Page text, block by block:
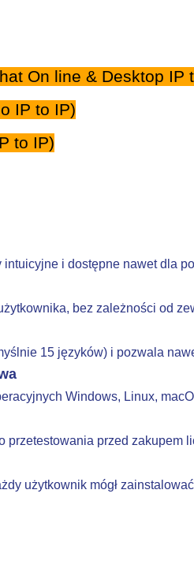
On line & Desktop IP
IP to IP)
to IP)
intuicyjne i dostępne nawet dla
bez zależności od
15 języków) i pozwala
Windows, Linux,
przetestowania przed zakupem
użytkownik mógł